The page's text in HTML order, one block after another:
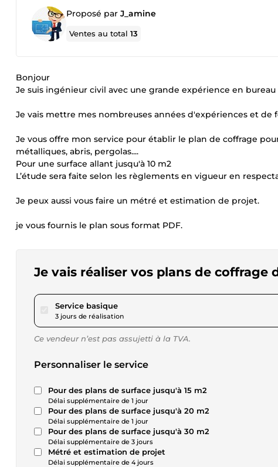
Proposé par J_amine
Ventes au total13
Bonjour
Je suis ingénieur civil avec une grande expérience en
Je vais mettre mes nombreuses années d'expériences et
Je vous offre mon service pour établir le plan de coffrage
métalliques, abris, pergolas....
Pour une surface allant jusqu'à 10 m2
L’étude sera faite selon les règlements en vigueur en
Je peux aussi vous faire un métré et estimation de projet.
je vous fournis le plan sous format PDF.
Je vais réaliser vos plans de coffrage
Service basiquepour 17,34 $US
3 jours de réalisation
Ce vendeur n’est pas assujetti à la TVA.
Personnaliser le service
Pour des plans de surface jusqu'à 15 m2
Délai supplémentaire de 1 jour
Pour des plans de surface jusqu'à 20 m2
Délai supplémentaire de 1 jour
Pour des plans de surface jusqu'à 30 m2
Délai supplémentaire de 3 jours
Métré et estimation de projet
Délai supplémentaire de 4 jours